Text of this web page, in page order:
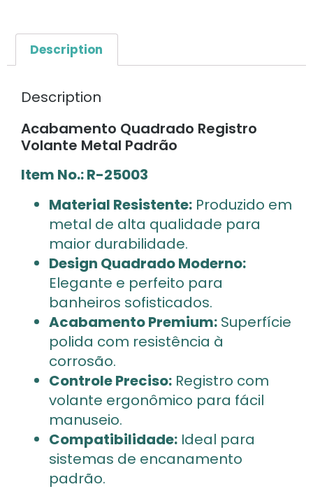
Description
Description
Acabamento Quadrado Registro
Volante Metal Padrão
Item No.: R-25003
Material Resistente: Produzido em
metal de alta qualidade para
maior durabilidade.
Design Quadrado Moderno:
Elegante e perfeito para
banheiros sofisticados.
Acabamento Premium: Superfície
polida com resistência à
corrosão.
Controle Preciso: Registro com
volante ergonômico para fácil
manuseio.
Compatibilidade: Ideal para
sistemas de encanamento
padrão.